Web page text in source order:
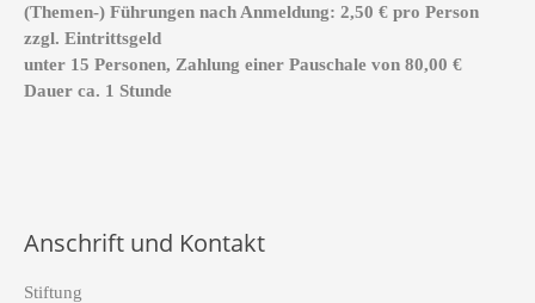
(Themen-) Führungen nach Anmeldung: 2,50 € pro Person
zzgl. Eintrittsgeld
unter 15 Personen, Zahlung einer Pauschale von 80,00 €
Dauer ca. 1 Stunde
Anschrift und Kontakt
Stiftung